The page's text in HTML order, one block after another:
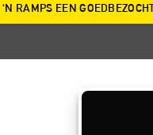
‘N RAMPS EEN